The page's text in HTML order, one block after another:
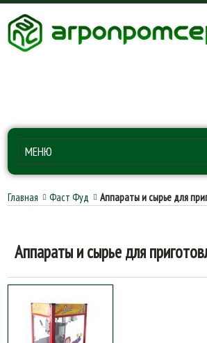
Главная Фаст Фуд Аппараты и сырье для
Аппараты и сырье для